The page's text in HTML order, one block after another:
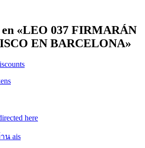
en «LEO 037 FIRMARÁN
EN BARCELONA»
here
น ais